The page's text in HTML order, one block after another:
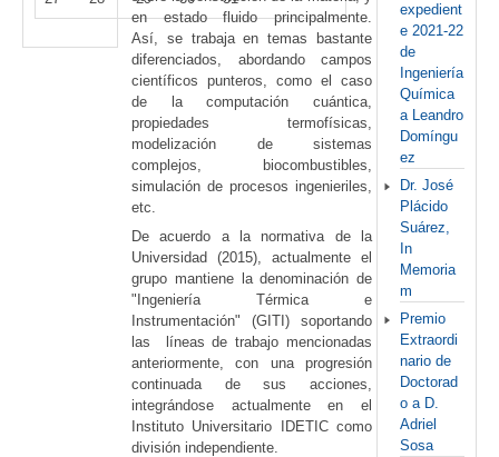
en estado fluido principalmente.
Así, se trabaja en temas bastante
diferenciados, abordando campos
científicos punteros, como el caso
de la computación cuántica,
propiedades termofísicas,
modelización de sistemas
complejos, biocombustibles,
simulación de procesos ingenieriles,
etc.
De acuerdo a la normativa de la
Universidad (2015), actualmente el
grupo mantiene la denominación de
"Ingeniería Térmica e
Instrumentación" (GITI) soportando
las líneas de trabajo mencionadas
anteriormente, con una progresión
continuada de sus acciones,
integrándose actualmente en el
Instituto Universitario IDETIC como
división independiente.
expedient
e 2021-22
de
Ingeniería
Química
a Leandro
Domíngu
ez
Dr. José
Plácido
Suárez,
In
Memoria
m
Premio
Extraordi
nario de
Doctorad
o a D.
Adriel
Sosa